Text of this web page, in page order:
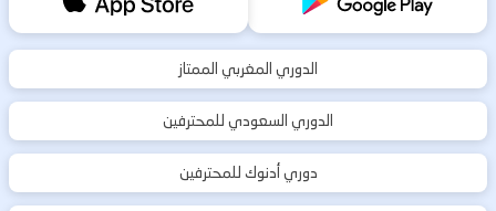
الدوري المغربي الممتاز
الدوري السعودي للمحترفين
دوري أدنوك للمحترفين